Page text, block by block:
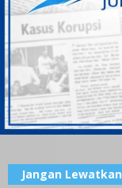
Jangan Lewatkan